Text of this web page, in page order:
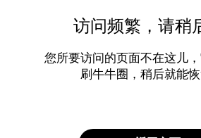
访问频繁，请稍
您所要访问的页面不在这儿
刷牛牛圈，稍后就能